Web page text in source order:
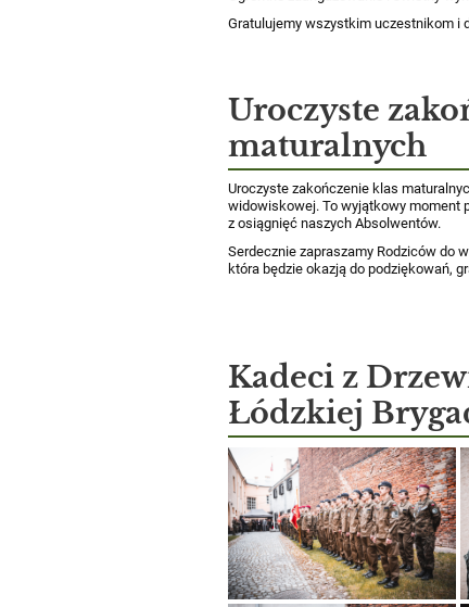
Gratulujemy wszystkim uczestnikom i
Uroczyste
maturalnych
Uroczyste zakończenie klas
widowiskowej. To wyjątkowy moment
z osiągnięć naszych Absolwentów.
Serdecznie zapraszamy Rodziców do
która będzie okazją do podziękowań,
Kadeci z
Łódzkiej